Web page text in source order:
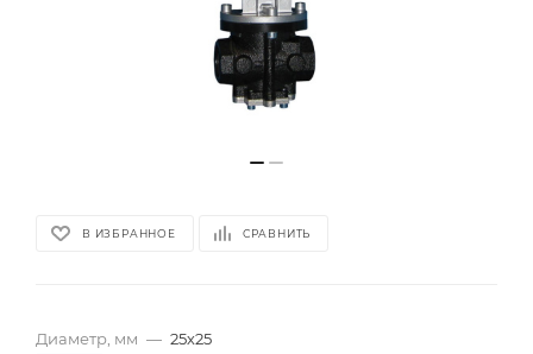
В ИЗБРАННОЕ СРАВНИТЬ
Диаметр, мм — 25х25